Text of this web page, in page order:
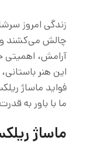
زندگی امروز
چالش می‌کشند و
آرامش، اهمیتی
این هنر
فواید ماساژ
ما با باور به
ماساژ